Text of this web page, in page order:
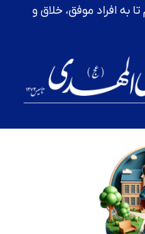
به افراد موفق، خلاق و